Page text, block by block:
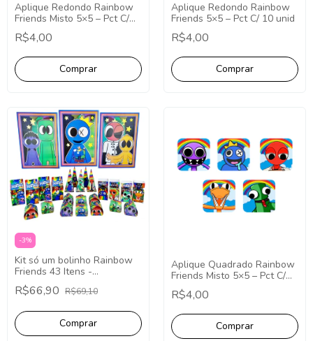
Aplique Redondo Rainbow
Friends Misto 5×5 – Pct C/
10 unid
R$4,00
Aplique Redondo Rainbow
Friends 5×5 – Pct C/ 10 unid
R$4,00
-3%
Kit só um bolinho Rainbow
Friends 43 Itens -
Lembrancinha Festa
Decoração
R$66,90 R$69,10
Aplique Quadrado Rainbow
Friends Misto 5×5 – Pct C/
10 unid
R$4,00